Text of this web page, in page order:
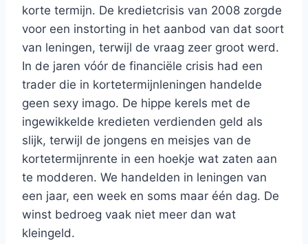
korte termijn. De kredietcrisis van 2008 zorgde
voor een instorting in het aanbod van dat soort
van leningen, terwijl de vraag zeer groot werd.
In de jaren vóór de financiële crisis had een
trader die in kortetermijnleningen handelde
geen sexy imago. De hippe kerels met de
ingewikkelde kredieten verdienden geld als
slijk, terwijl de jongens en meisjes van de
kortetermijnrente in een hoekje wat zaten aan
te modderen. We handelden in leningen van
een jaar, een week en soms maar één dag. De
winst bedroeg vaak niet meer dan wat
kleingeld.